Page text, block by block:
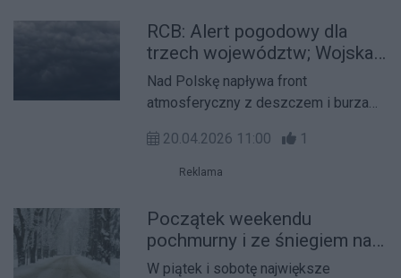
komunikaty i zadbać o
bezpieczeństwo.
RCB: Alert pogodowy dla
trzech województw; Wojska
Obrony Terytorialnej w
podwyższonej gotowości
Nad Polskę napływa front
atmosferyczny z deszczem i burzami.
powiatów z województw
wielkopolskiego, dolnośląskiego oraz
Kosiniak-Kamysz poinformował, że
Wojska Obrony Terytorialnej pozostają
w podwyższonej gotowości.
20.04.2026 11:00 1
Reklama
Początek weekendu
pochmurny i ze śniegiem na
południu kraju
W piątek i sobotę największe